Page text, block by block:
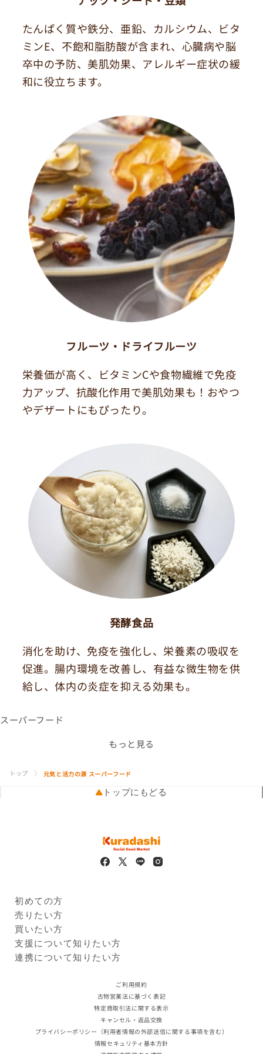
たんぱく質や鉄分、亜鉛、カルシウム、ビタ
ミンE、不飽和脂肪酸が含まれ、心臓病や脳
卒中の予防、美肌効果、アレルギー症状の緩
和に役立ちます。
フルーツ・ドライフルーツ
栄養価が高く、ビタミンCや食物繊維で免疫
力アップ、抗酸化作用で美肌効果も！おやつ
やデザートにもぴったり。
発酵食品
消化を助け、免疫を強化し、栄養素の吸収を
促進。腸内環境を改善し、有益な微生物を供
給し、体内の炎症を抑える効果も。
スーパーフード
もっと見る
トップ 元気と活力の源 スーパーフード
トップにもどる
初めての方
Kuradashiとは
ご利用ガイド
売りたい方
クラダシに出品する
出品企業
買いたい方
商品一覧
ログイン・新規登録
支援について知りたい方
支援レポート
連携について知りたい方
ご利用規約
古物営業法に基づく表記
特定商取引法に関する表示
キャンセル・返品交換
プライバシーポリシー（利用者情報の外部送信に関する事項を含む）
情報セキュリティ基本方針